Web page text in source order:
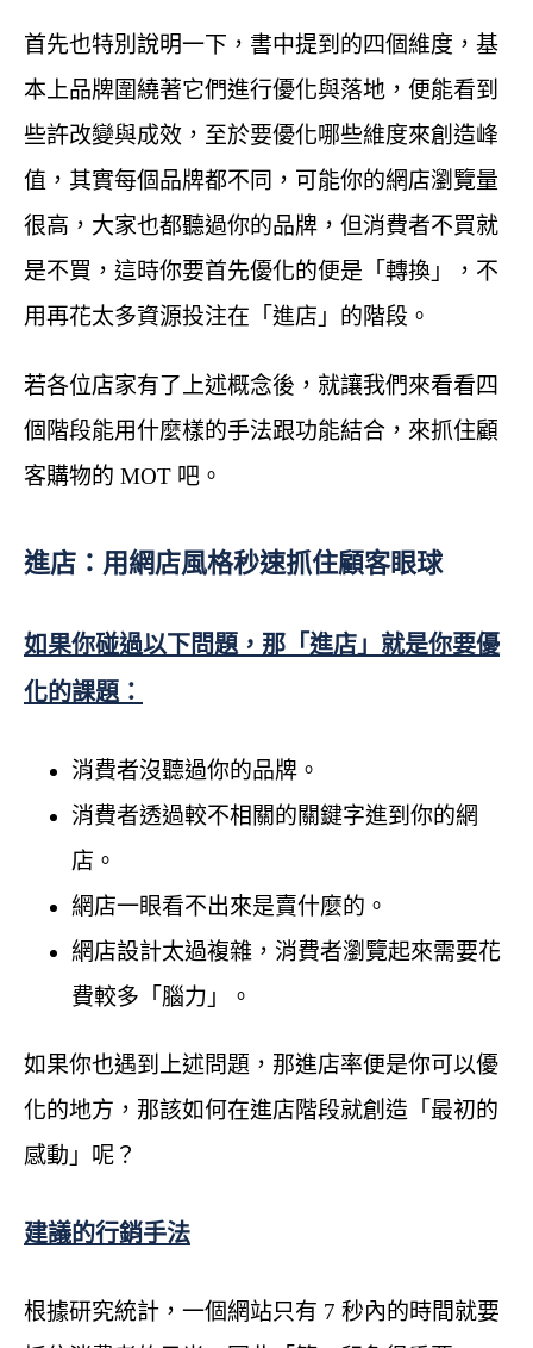
首先也特別說明一下，書中提到的四個維度，基
本上品牌圍繞著它們進行優化與落地，便能看到
些許改變與成效，至於要優化哪些維度來創造峰
值，其實每個品牌都不同，可能你的網店瀏覽量
很高，大家也都聽過你的品牌，但消費者不買就
是不買，這時你要首先優化的便是「轉換」，不
用再花太多資源投注在「進店」的階段。
若各位店家有了上述概念後，就讓我們來看看四
個階段能用什麼樣的手法跟功能結合，來抓住顧
客購物的 MOT 吧。
進店：用網店風格秒速抓住顧客眼球
如果你碰過以下問題，那「進店」就是你要優
化的課題：
消費者沒聽過你的品牌。
消費者透過較不相關的關鍵字進到你的網
店。
網店一眼看不出來是賣什麼的。
網店設計太過複雜，消費者瀏覽起來需要花
費較多「腦力」。
如果你也遇到上述問題，那進店率便是你可以優
化的地方，那該如何在進店階段就創造「最初的
感動」呢？
建議的行銷手法
根據研究統計，一個網站只有 7 秒內的時間就要